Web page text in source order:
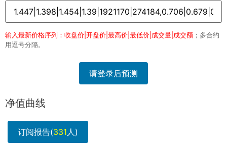
输入最新价格序列：收盘价|开盘价|最高价|最低价|成交量|成交额 ；多合约
用逗号分隔。
请登录后预测
净值曲线
订阅报告(331人)